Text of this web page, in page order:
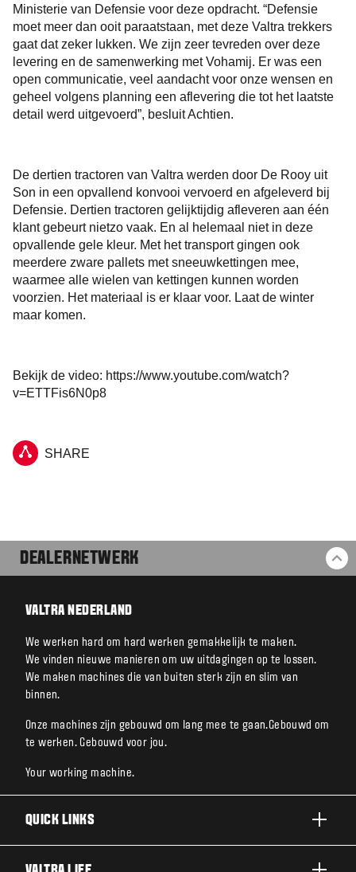
Ministerie van Defensie voor deze opdracht. “Defensie
moet meer dan ooit paraatstaan, met deze Valtra trekkers
gaat dat zeker lukken. We zijn zeer tevreden over deze
levering en de samenwerking met Vohamij. Er was een
open communicatie, veel aandacht voor onze wensen en
geheel volgens planning een aflevering die tot het laatste
detail werd uitgevoerd”, besluit Achtien.
De dertien tractoren van Valtra werden door De Rooy uit
Son in een opvallend konvooi vervoerd en afgeleverd bij
Defensie. Dertien tractoren gelijktijdig afleveren aan één
klant gebeurt nietzo vaak. En al helemaal niet in deze
opvallende gele kleur. Met het transport gingen ook
meerdere zware pallets met sneeuwkettingen mee,
waarmee alle wielen van kettingen kunnen worden
voorzien. Het materiaal is er klaar voor. Laat de winter
maar komen.
Bekijk de video: https://www.youtube.com/watch?
v=ETTFis6N0p8
SHARE
DEALERNETWERK
VALTRA NEDERLAND
We werken hard om hard werken gemakkelijk te maken.
We vinden nieuwe manieren om uw uitdagingen op te lossen.
We maken machines die van buiten sterk zijn en slim van
binnen.
Onze machines zijn gebouwd om lang mee te gaan.Gebouwd om
te werken. Gebouwd voor jou.
Your working machine.
QUICK LINKS